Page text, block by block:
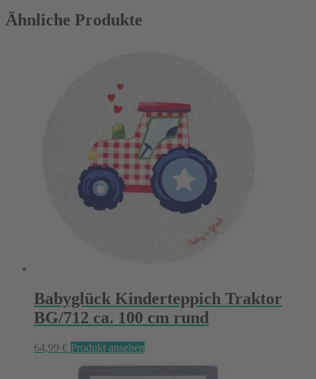
Ähnliche Produkte
Babyglück Kinderteppich Traktor
BG/712 ca. 100 cm rund
64,99 € Produkt ansehen